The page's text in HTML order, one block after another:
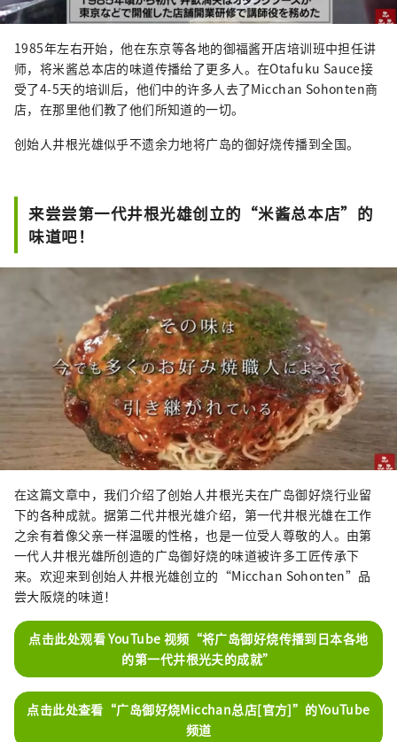
1985年左右开始，他在东京等各地的御福酱开店培训班中担任讲
师，将米酱总本店的味道传播给了更多人。在Otafuku Sauce接
受了4-5天的培训后，他们中的许多人去了Micchan Sohonten商
店，在那里他们教了他们所知道的一切。
创始人井根光雄似乎不遗余力地将广岛的御好烧传播到全国。
来尝尝第一代井根光雄创立的“米酱总本店”的
味道吧！
在这篇文章中，我们介绍了创始人井根光夫在广岛御好烧行业留
下的各种成就。据第二代井根光雄介绍，第一代井根光雄在工作
之余有着像父亲一样温暖的性格，也是一位受人尊敬的人。由第
一代人井根光雄所创造的广岛御好烧的味道被许多工匠传承下
来。欢迎来到创始人井根光雄创立的“Micchan Sohonten”品
尝大阪烧的味道！
点击此处观看 YouTube 视频“将广岛御好烧传播到日本各地
的第一代井根光夫的成就”
点击此处查看“广岛御好烧Micchan总店[官方]”的YouTube
频道